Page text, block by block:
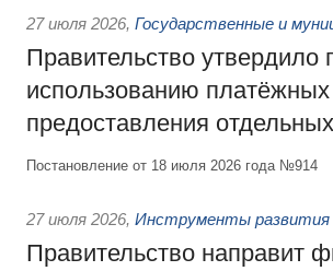
27 июля 2026, Государственные и
Правительство
использованию
предоставления
Постановление от 18 июля 2026 года №914
27 июля 2026, Инструменты
Правительство направит